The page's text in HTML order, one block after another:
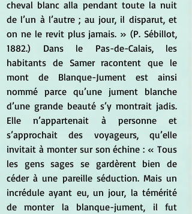
cheval blanc alla pendant toute la nuit
de l’un à l’autre ; au jour, il disparut, et
on ne le revit plus jamais. » (P. Sébillot,
1882.) Dans le Pas-de-Calais, les
habitants de Samer racontent que le
mont de Blanque-Jument est ainsi
nommé parce qu’une jument blanche
d’une grande beauté s’y montrait jadis.
Elle n’appartenait à personne et
s’approchait des voyageurs, qu’elle
invitait à monter sur son échine : « Tous
les gens sages se gardèrent bien de
céder à une pareille séduction. Mais un
incrédule ayant eu, un jour, la témérité
de monter la blanque-jument, il fut